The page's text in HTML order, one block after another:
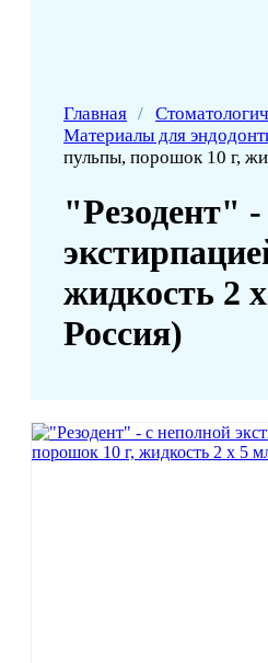
Главная /
Материалы для
пульпы, порошок 10 г,
"Резодент"
жидкость 2
Россия)